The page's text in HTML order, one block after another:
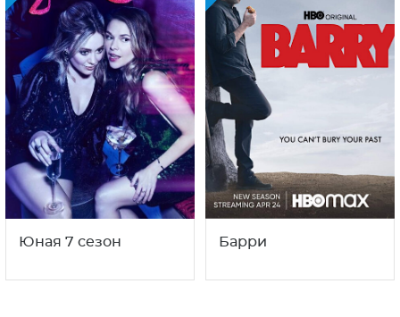
С этим сериалом смотрят
также
7 3